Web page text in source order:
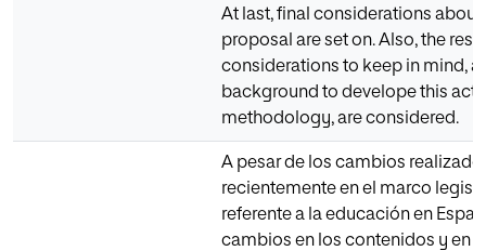
At last, final considerations about
proposal are set on. Also, the
considerations to keep in mind,
background to develope this
methodology, are considered.
A pesar de los cambios
recientemente en el marco
referente a la educación en
cambios en los contenidos y en